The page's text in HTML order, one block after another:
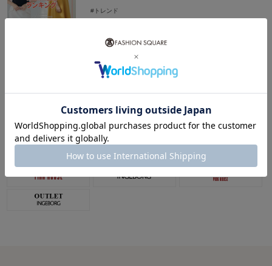
#トレンド
地球にやさしく、私に涼しい。夏の天然素材ウェ
ア リネン・コットン・セルロース
#エレガンス #カジュアル #ナチュラル #ミセス
関連ショップ